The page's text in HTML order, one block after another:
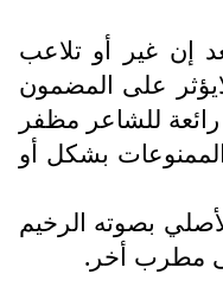
إن غير أو تلاعب
على المضمون
للشاعر مظفر
بشكل أو
بصوته الرخيم
مطرب أخر.